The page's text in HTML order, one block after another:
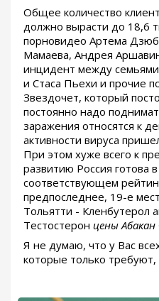
Общее количество
должно вырасти до 18,6
порновидео Артема
Мамаева, Андрея
инцидент между
и Стаса Пьехи и прочие
Звездочет, который
постоянно надо
заражения относятся к
активности вируса
При этом хуже всего к
развитию Россия готова
соответствующем
предпоследнее, 19-е
Тольятти - Кленбутерол
Тестостерон цены Абакан
Я не думаю, что у Вас
которые только